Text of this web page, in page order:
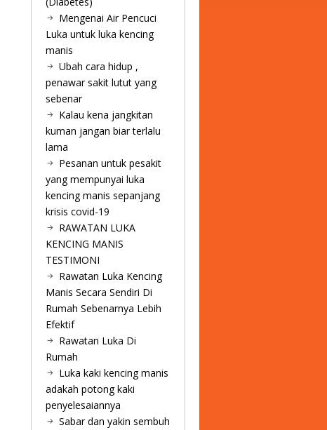
Mengenai Air Pencuci
Luka untuk luka kencing
manis
Ubah cara hidup ,
penawar sakit lutut yang
sebenar
Kalau kena jangkitan
kuman jangan biar terlalu
lama
Pesanan untuk pesakit
yang mempunyai luka
kencing manis sepanjang
krisis covid-19
RAWATAN LUKA
KENCING MANIS
TESTIMONI
Rawatan Luka Kencing
Manis Secara Sendiri Di
Rumah Sebenarnya Lebih
Efektif
Rawatan Luka Di
Rumah
Luka kaki kencing manis
adakah potong kaki
penyelesaiannya
Sabar dan yakin sembuh